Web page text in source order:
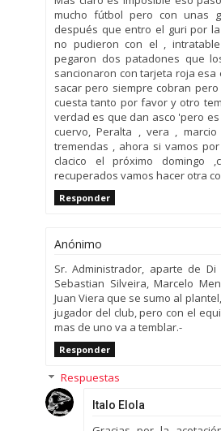
mucho fútbol pero con unas
después que entro el guri por
no pudieron con el ,
pegaron dos patadones que
sancionaron con tarjeta roja
sacar pero siempre cobran
cuesta tanto por favor y otro
verdad es que dan asco 'pero
cuervo, Peralta , vera ,
tremendas , ahora si vamos
clacico el próximo domingo
recuperados vamos hacer otra
Responder
Anónimo
Sr. Administrador, aparte de
Sebastian Silveira, Marcelo
Juan Viera que se sumo al
jugador del club, pero con el
mas de uno va a temblar.-
Responder
Respuestas
Italo Elola